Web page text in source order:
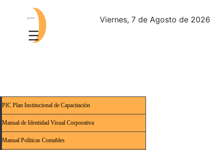
Viernes, 7 de Agosto de 2026
PIC Plan Institucional de Capacitación
Manual de Identidad Visual Corporativa
Manual Políticas Contables